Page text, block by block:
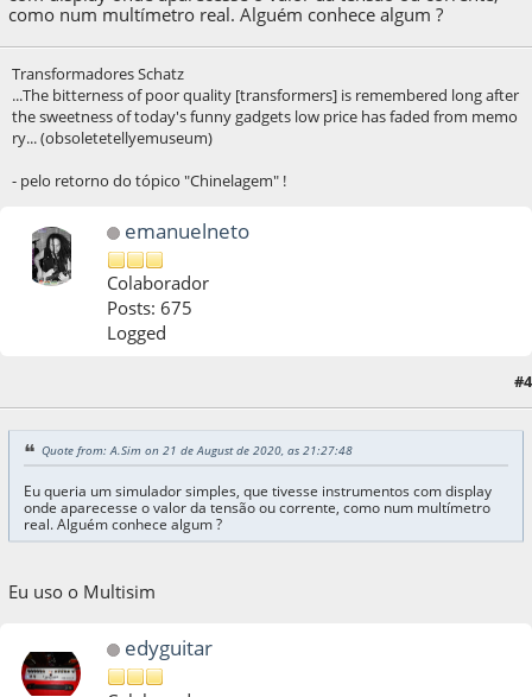
como num multímetro real. Alguém conhece algum ?
Transformadores Schatz
...The bitterness of poor quality [transformers] is remembered long after
the sweetness of today's funny gadgets low price has faded from memo
ry... (obsoletetellyemuseum)
- pelo retorno do tópico "Chinelagem" !
emanuelneto
Colaborador
Posts: 675
Logged
#4
Quote from: A.Sim on 21 de August de 2020, as 21:27:48
Eu queria um simulador simples, que tivesse instrumentos com display
onde aparecesse o valor da tensão ou corrente, como num multímetro
real. Alguém conhece algum ?
Eu uso o Multisim
edyguitar